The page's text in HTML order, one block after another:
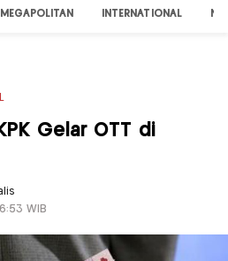
MEGAPOLITAN INTERNATIONAL
Gelar OTT di
WIB